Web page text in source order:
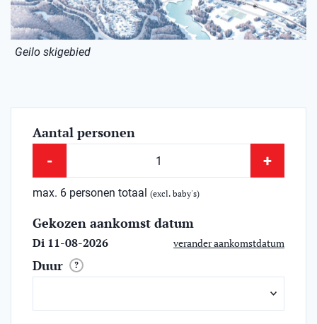
Geilo skigebied
Aantal personen
- +
max. 6 personen totaal (excl. baby's)
Gekozen aankomst datum
Di 11-08-2026 verander aankomstdatum
Duur ?